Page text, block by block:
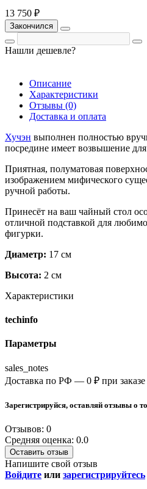
13 750 ₽
Закончился
Нашли дешевле?
Описание
Характеристики
Отзывы (0)
Доставка и оплата
Хучэн выполнен полностью
посредине имеет возвышение
Приятная, полуматовая
изображением мифического
ручной работы.
Принесёт на ваш чайный стол
отличной подставкой для
фигурки.
Диаметр: 17 см
Высота: 2 см
Характеристики
techinfo
Параметры
sales_notes
Доставка по РФ — 0 ₽ при заказе
Зарегистрируйся, оставляй отзывы о
Отзывов: 0
Средняя оценка: 0.0
Оставить отзыв
Напишите свой отзыв
Войдите или зарегистрируйтесь